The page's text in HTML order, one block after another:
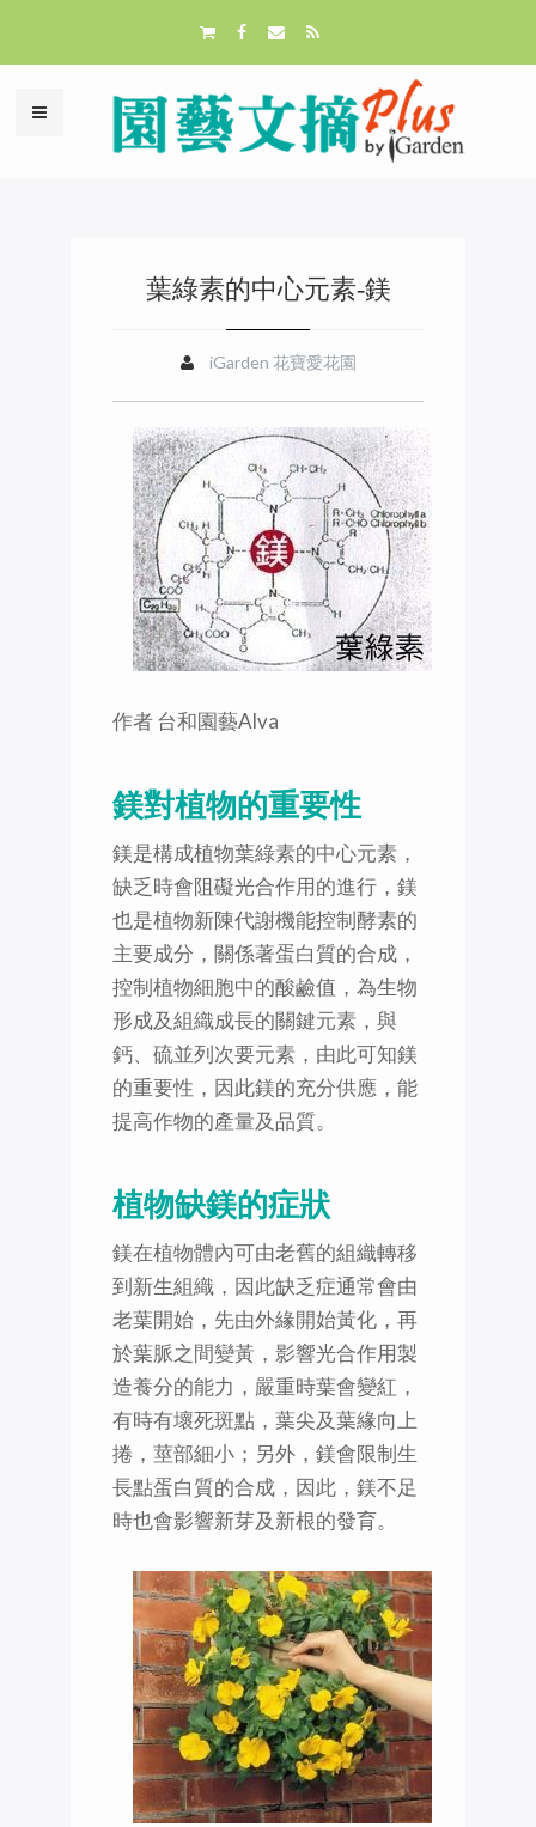
葉綠素的中心元素-鎂
iGarden 花寶愛花園
作者 台和園藝Alva
鎂對植物的重要性
鎂是構成植物葉綠素的中心元素，
缺乏時會阻礙光合作用的進行，鎂
也是植物新陳代謝機能控制酵素的
主要成分，關係著蛋白質的合成，
控制植物細胞中的酸鹼值，為生物
形成及組織成長的關鍵元素，與
鈣、硫並列次要元素，由此可知鎂
的重要性，因此鎂的充分供應，能
提高作物的產量及品質。
植物缺鎂的症狀
鎂在植物體內可由老舊的組織轉移
到新生組織，因此缺乏症通常會由
老葉開始，先由外緣開始黃化，再
於葉脈之間變黃，影響光合作用製
造養分的能力，嚴重時葉會變紅，
有時有壞死斑點，葉尖及葉緣向上
捲，莖部細小；另外，鎂會限制生
長點蛋白質的合成，因此，鎂不足
時也會影響新芽及新根的發育。